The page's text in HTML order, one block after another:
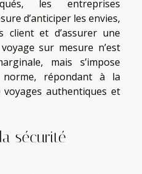
les entreprises
d’anticiper les envies,
client et d’assurer une
sur mesure n’est
mais s’impose
répondant à la
voyages authentiques et
sécurité